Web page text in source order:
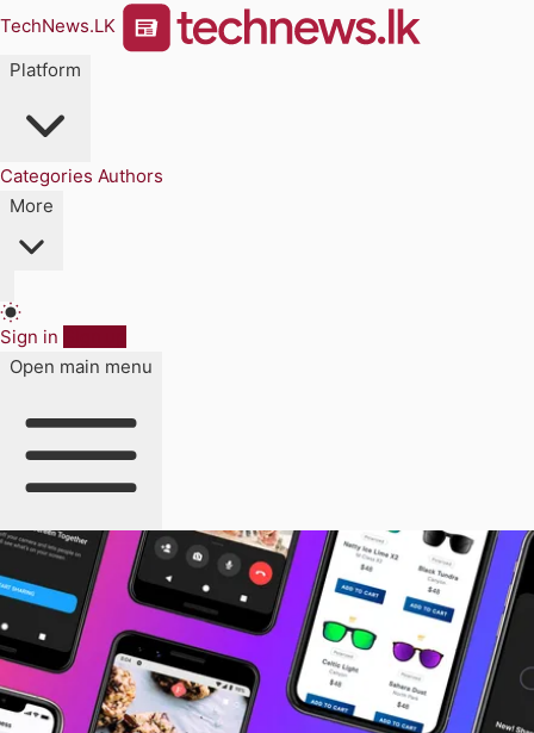
TechNews.LK
Platform
Categories Authors
More
Sign in
Open main menu